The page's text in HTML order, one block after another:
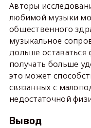
Авторы
любимой музыки
общественного
музыкальное
дольше оставаться
получать больше
это может
связанных с
недостаточной
Вывод